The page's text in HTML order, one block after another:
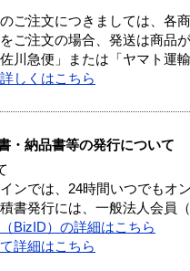
ご注文につきましては、各
ご注文の場合、発送は商品
川急便」または「ヤマト運
しくはこちら
・納品書等の発行について
ンでは、24時間いつでもオ
書発行には、一般法人会員
BizID）の詳細はこちら
詳細はこちら